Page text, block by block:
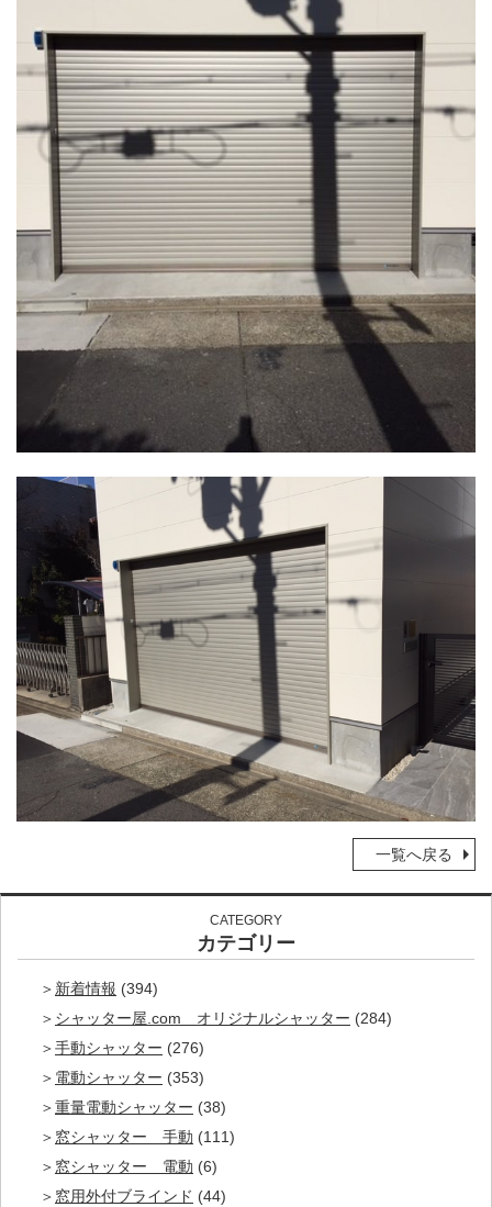
一覧へ戻る
CATEGORY
カテゴリー
新着情報 (394)
シャッター屋.com オリジナルシャッター (284)
手動シャッター (276)
電動シャッター (353)
重量電動シャッター (38)
窓シャッター 手動 (111)
窓シャッター 電動 (6)
窓用外付ブラインド (44)